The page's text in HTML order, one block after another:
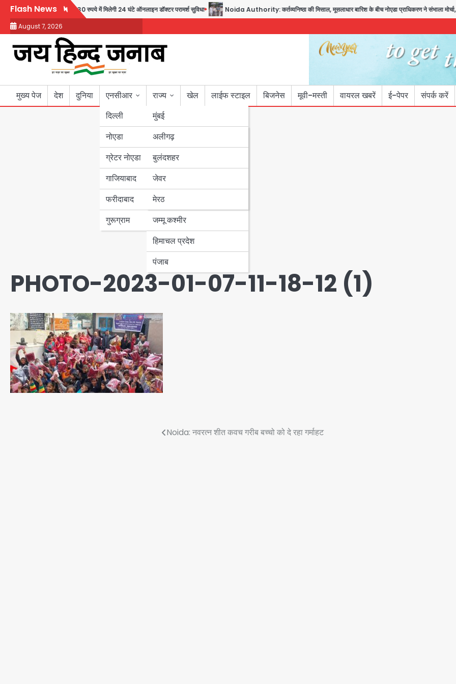
Skip
content
Flash News
मंच की पहल, अब सिर्फ 30 रुपये में मिलेगी 24 घंटे ऑनलाइन डॉक्टर परामर्श सुविधा Noida Authority: कर्तव्यनिष्ठा की मिसाल, मूसलाधार बारिश के बीच नोएडा प्राधिकरण ने संभाला मोर्चा,
August 7, 2026
मुख्य पेज देश दुनिया
एनसीआर
दिल्ली
नोएडा
ग्रेटर नोएडा
गाजियाबाद
फरीदाबाद
गुरूग्राम
राज्य
मुंबई
उत्तर प्रदेश
अलीगढ़
बुलंदशहर
जेवर
मेरठ
बिहार
पंजाब
हरियाणा
जम्मू कश्मीर
हिमाचल प्रदेश
पंजाब
खेल लाईफ स्टाइल बिजनेस मूवी-मस्ती वायरल खबरें ई-पेपर संपर्क करें
PHOTO-2023-01-07-11-18-12 (1)
Noida: नवरत्न शीत कवच गरीब बच्चो को दे रहा गर्माहट